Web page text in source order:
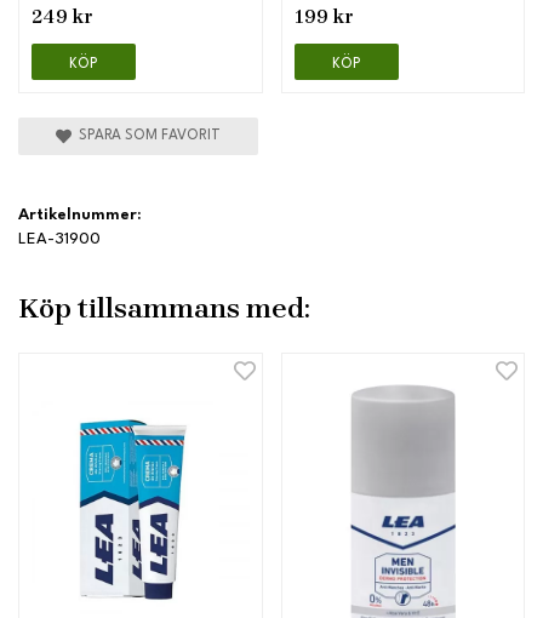
249 kr
KÖP
199 kr
KÖP
SPARA SOM FAVORIT
Artikelnummer:
LEA-31900
Köp tillsammans med: